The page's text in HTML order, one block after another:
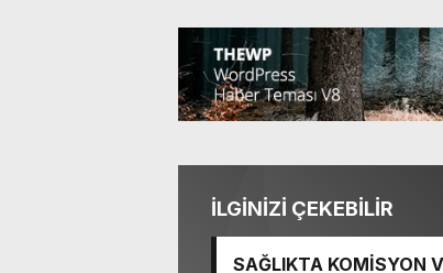
İLGİNİZİ ÇEKEBİLİR
SAĞLIKTA KOMİSYON